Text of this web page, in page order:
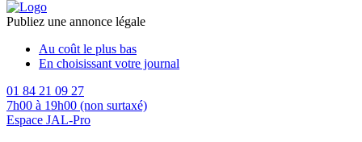
Publiez une annonce légale
Au coût le plus bas
En choisissant votre journal
01 84 21 09 27
7h00 à 19h00 (non surtaxé)
Espace JAL-Pro